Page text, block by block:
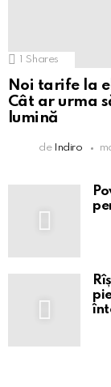
Shares
Noi tarife la
Cât ar urma
lumină
de Indiro